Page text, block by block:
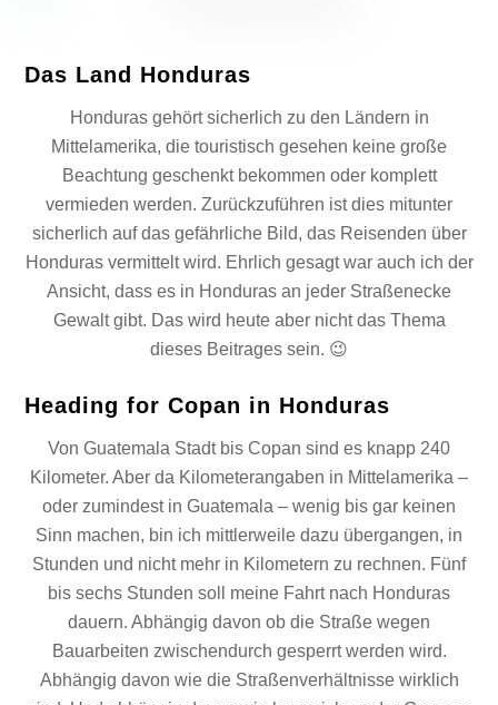
Das Land Honduras
Honduras gehört sicherlich zu den Ländern in
Mittelamerika, die touristisch gesehen keine große
Beachtung geschenkt bekommen oder komplett
vermieden werden. Zurückzuführen ist dies mitunter
sicherlich auf das gefährliche Bild, das Reisenden über
Honduras vermittelt wird. Ehrlich gesagt war auch ich der
Ansicht, dass es in Honduras an jeder Straßenecke
Gewalt gibt. Das wird heute aber nicht das Thema
dieses Beitrages sein. 😉
Heading for Copan in Honduras
Von Guatemala Stadt bis Copan sind es knapp 240
Kilometer. Aber da Kilometerangaben in Mittelamerika –
oder zumindest in Guatemala – wenig bis gar keinen
Sinn machen, bin ich mittlerweile dazu übergangen, in
Stunden und nicht mehr in Kilometern zu rechnen. Fünf
bis sechs Stunden soll meine Fahrt nach Honduras
dauern. Abhängig davon ob die Straße wegen
Bauarbeiten zwischendurch gesperrt werden wird.
Abhängig davon wie die Straßenverhältnisse wirklich